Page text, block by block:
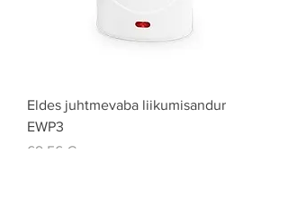
Eldes juhtmevaba liikumisandur
EWP3
Price
69,56 €